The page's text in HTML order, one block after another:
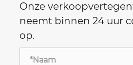
Onze
neemt binnen 24 uur
op.